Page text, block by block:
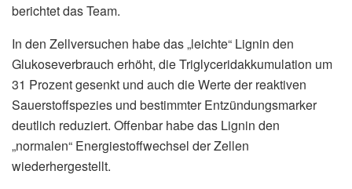
berichtet das Team.
In den Zellversuchen habe das „leichte“ Lignin den
Glukoseverbrauch erhöht, die Triglyceridakkumulation um
31 Prozent gesenkt und auch die Werte der reaktiven
Sauerstoffspezies und bestimmter Entzündungsmarker
deutlich reduziert. Offenbar habe das Lignin den
„normalen“ Energiestoffwechsel der Zellen
wiederhergestellt.